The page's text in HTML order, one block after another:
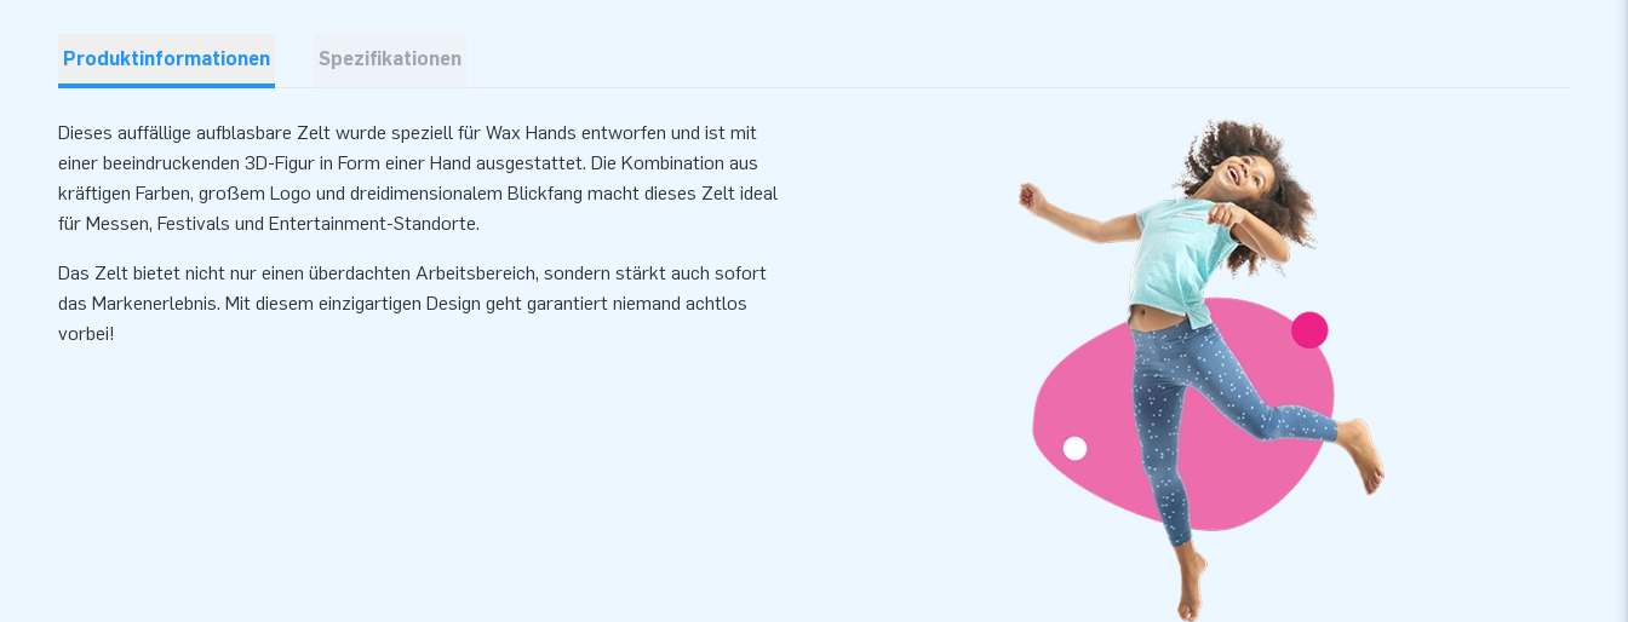
Produktinformationen Spezifikationen
Dieses auffällige aufblasbare Zelt wurde speziell für Wax Hands entworfen und ist mit
einer beeindruckenden 3D-Figur in Form einer Hand ausgestattet. Die Kombination aus
kräftigen Farben, großem Logo und dreidimensionalem Blickfang macht dieses Zelt ideal
für Messen, Festivals und Entertainment-Standorte.
Das Zelt bietet nicht nur einen überdachten Arbeitsbereich, sondern stärkt auch sofort
das Markenerlebnis. Mit diesem einzigartigen Design geht garantiert niemand achtlos
vorbei!